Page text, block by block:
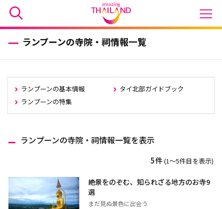
ランプーンの寺院・祠情報一覧
ランプーンの基本情報
タイ北部ガイドブック
ランプーンの特集
ランプーンの寺院・祠情報一覧を表示
5件(1〜5件目を表示)
絶景をのぞむ、知られざる地方のお寺9
選
まだ見ぬ景色に出会う